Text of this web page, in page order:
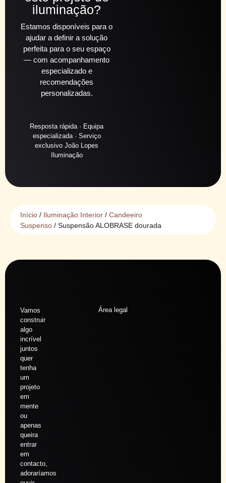
iluminação?
Estamos disponíveis para o
ajudar a definir a solução
perfeita para o seu espaço
— com acompanhamento
especializado e
recomendações
personalizadas.
Resposta rápida · Equipa
especializada · Serviço
exclusivo João Lopes
Iluminação
Início / Iluminação Interior / Candeeiro
Suspenso / Suspensão ALOBRASE dourada
Vamos
construir
algo
incrível
juntos
quer
tenha
um
projeto
em
mente
ou
apenas
queira
entrar
em
contacto,
adoraríamos
Área legal